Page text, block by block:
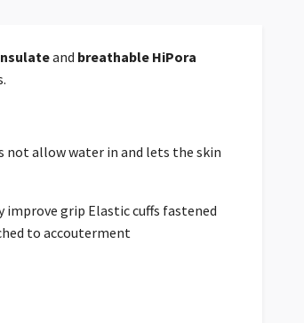
and breathable HiPora
not allow water in and lets the skin
grip Elastic cuffs fastened
to accouterment